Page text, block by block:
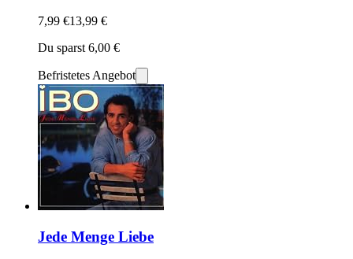
7,99 €13,99 €
Du sparst 6,00 €
Befristetes Angebot
Jede Menge Liebe